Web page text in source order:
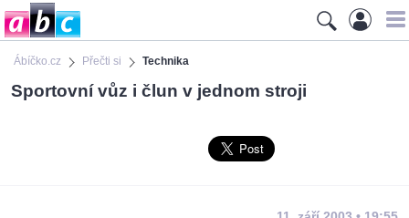
Ábíčko.cz Přečti si Technika
Sportovní vůz i člun v jednom stroji